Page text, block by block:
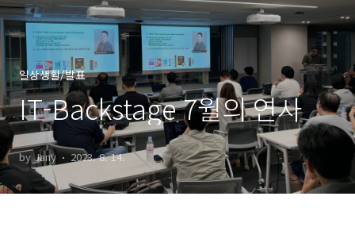
일상생활/발표
IT-Backstage 7월의 연사
by Jany 2023. 8. 14.